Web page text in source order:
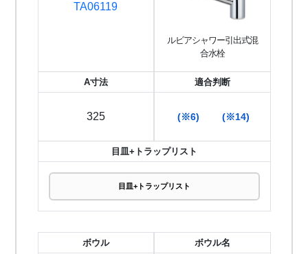
TA06119
ルビアシャワー引出式混
合水栓
A寸法
325
適合判断
(※6) (※14)
目皿+トラップリスト
目皿+トラップリスト
ボウル ボウル名